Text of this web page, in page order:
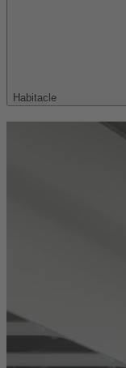
Habitacle